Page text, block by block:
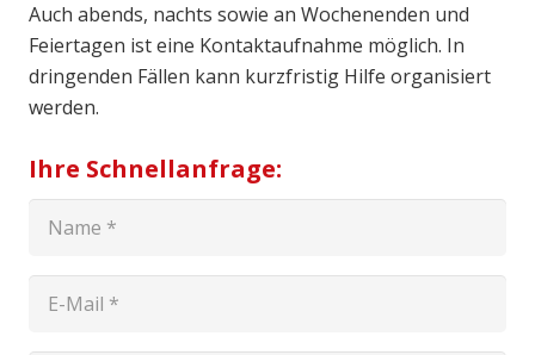
Auch abends, nachts sowie an Wochenenden und
Feiertagen ist eine Kontaktaufnahme möglich. In
dringenden Fällen kann kurzfristig Hilfe organisiert
werden.
Ihre Schnellanfrage: